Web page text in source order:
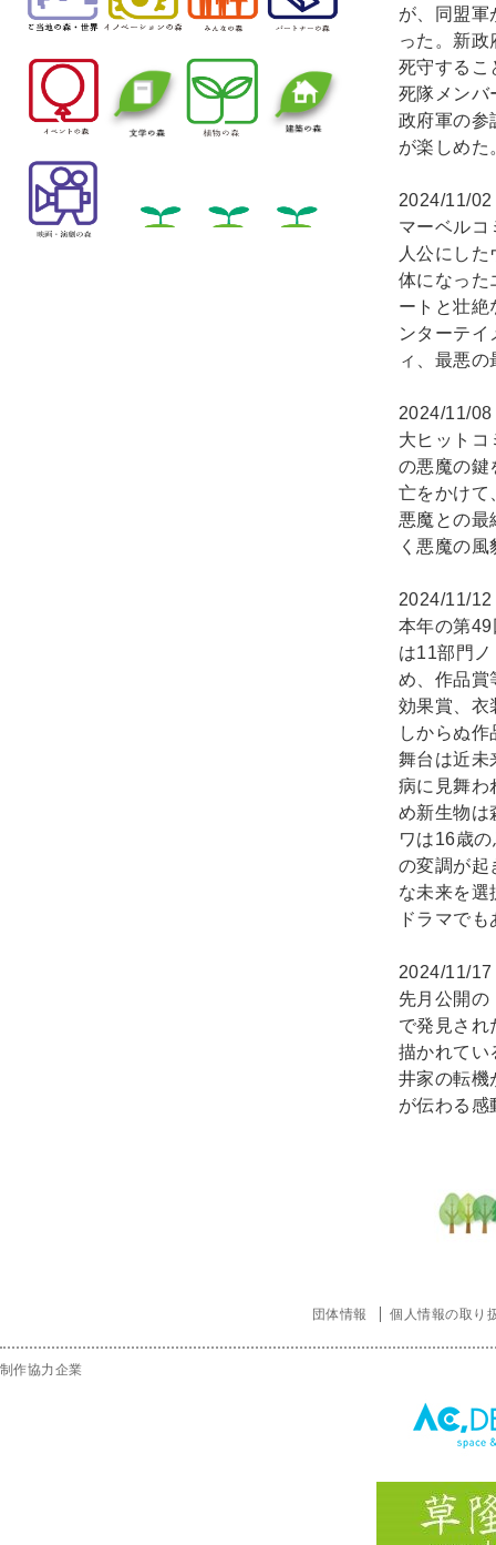
が、同盟軍
った。新
死守するこ
死隊メンバ
政府軍の参
が楽しめた
2024/11/02
マーベルコ
人公にし
体になった
ートと壮絶
ンターテ
ィ、最悪
2024/11/08
大ヒット
の悪魔の鍵
亡をかけて
悪魔との最
く悪魔の
2024/11/12
本年の第
は11部門
め、作品賞
効果賞、衣
しからぬ
舞台は近未
病に見舞わ
め新生物は
ワは16歳
の変調が起
な未来を選
ドラマで
2024/11/17
先月公開の
で発見され
描かれてい
井家の転機
が伝わる感
団体情報 個人情報の取り
制作協力企業